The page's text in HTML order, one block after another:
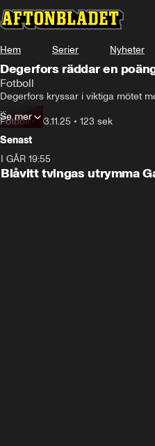
Hem Serier Nyheter
Degerfors räddar en
Fotboll
Degerfors kryssar i viktiga mötet
Se highlights från matchen här.
Fotboll•03.11.25 • 123 sek
Se mer
Senast
I GÅR 19:55
Blåvitt tvingas utrymma